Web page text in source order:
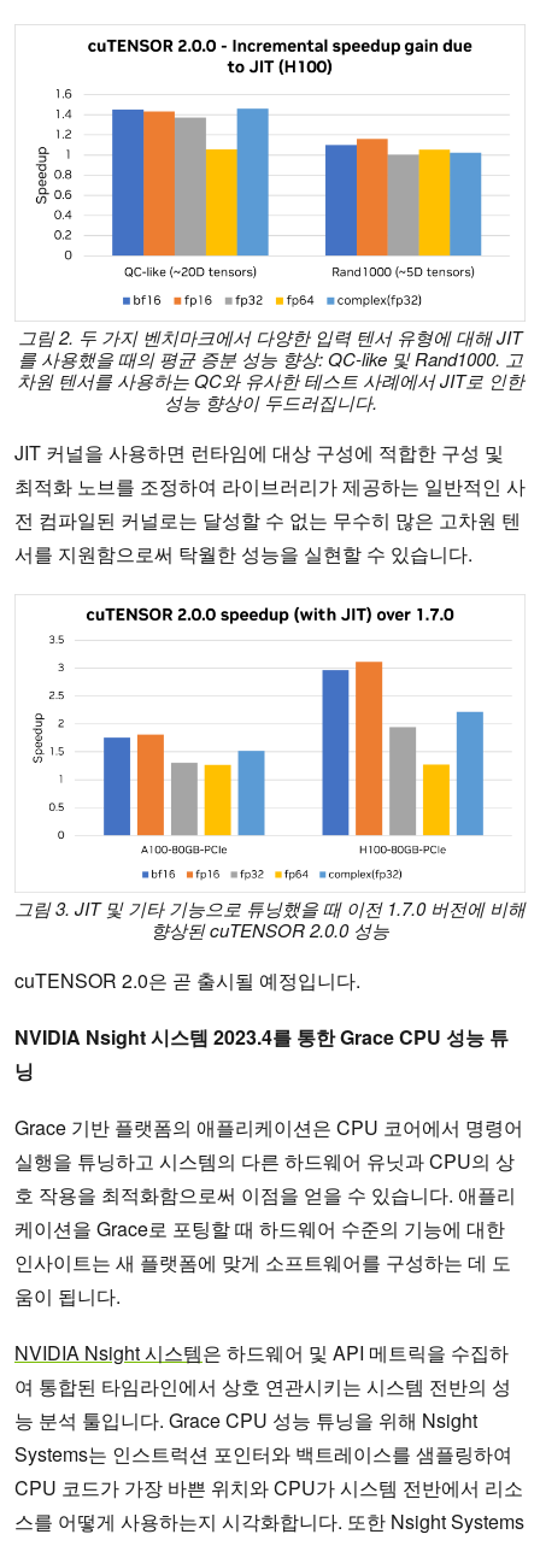
그림 2. 두 가지 벤치마크에서 다양한 입력 텐서 유형에 대해 JIT
를 사용했을 때의 평균 증분 성능 향상: QC-like 및 Rand1000. 고
차원 텐서를 사용하는 QC와 유사한 테스트 사례에서 JIT로 인한
성능 향상이 두드러집니다.
JIT 커널을 사용하면 런타임에 대상 구성에 적합한 구성 및
최적화 노브를 조정하여 라이브러리가 제공하는 일반적인 사
전 컴파일된 커널로는 달성할 수 없는 무수히 많은 고차원 텐
서를 지원함으로써 탁월한 성능을 실현할 수 있습니다.
그림 3. JIT 및 기타 기능으로 튜닝했을 때 이전 1.7.0 버전에 비해
향상된 cuTENSOR 2.0.0 성능
cuTENSOR 2.0은 곧 출시될 예정입니다.
NVIDIA Nsight 시스템 2023.4를 통한 Grace CPU 성능 튜
닝
Grace 기반 플랫폼의 애플리케이션은 CPU 코어에서 명령어
실행을 튜닝하고 시스템의 다른 하드웨어 유닛과 CPU의 상
호 작용을 최적화함으로써 이점을 얻을 수 있습니다. 애플리
케이션을 Grace로 포팅할 때 하드웨어 수준의 기능에 대한
인사이트는 새 플랫폼에 맞게 소프트웨어를 구성하는 데 도
움이 됩니다.
NVIDIA Nsight 시스템은 하드웨어 및 API 메트릭을 수집하
여 통합된 타임라인에서 상호 연관시키는 시스템 전반의 성
능 분석 툴입니다. Grace CPU 성능 튜닝을 위해 Nsight
Systems는 인스트럭션 포인터와 백트레이스를 샘플링하여
CPU 코드가 가장 바쁜 위치와 CPU가 시스템 전반에서 리소
스를 어떻게 사용하는지 시각화합니다. 또한 Nsight Systems